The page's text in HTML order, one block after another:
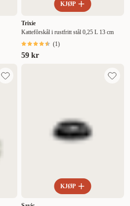
KJØP
Trixie
Kattefôrskål i rustfritt stål 0,25 L 13 cm
(1)
59 kr
KJØP